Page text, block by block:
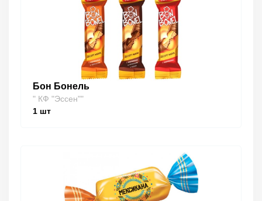
Бон Бонель
" КФ "Эссен""
1 шт